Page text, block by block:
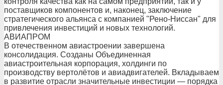
поставщиков компонентов и, наконец, заключение
стратегического альянса с компанией "Рено-Ниссан" для
привлечения инвестиций и новых технологий.
АВИАПРОМ
В отечественном авиастроении завершена
консолидация. Созданы Объединенная
авиастроительная корпорация, холдинги по
производству вертолётов и авиадвигателей. Вкладываем
в развитие отрасли значительные инвестиции — порядка